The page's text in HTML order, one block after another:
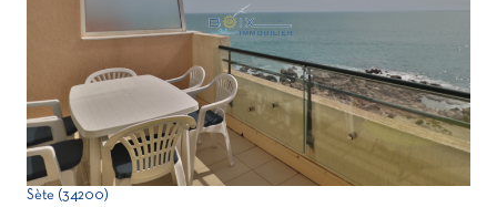
voir le bien
Sète (34200)